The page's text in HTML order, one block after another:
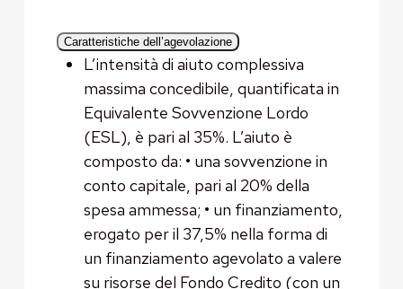
Caratteristiche dell’agevolazione
L’intensità di aiuto complessiva
massima concedibile, quantificata in
Equivalente Sovvenzione Lordo
(ESL), è pari al 35%. L’aiuto è
composto da: • una sovvenzione in
conto capitale, pari al 20% della
spesa ammessa; • un finanziamento,
erogato per il 37,5% nella forma di
un finanziamento agevolato a valere
su risorse del Fondo Credito (con un